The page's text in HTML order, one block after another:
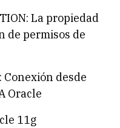
La propiedad
de permisos de
desde
Oracle
11g